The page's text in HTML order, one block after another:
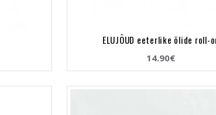
ELUJÕUD eeterlike õlide roll-
14.90€